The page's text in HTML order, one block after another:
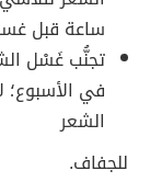
ساعة قبل
تجنُّب غَسْل
في
الشعر
للجفاف.